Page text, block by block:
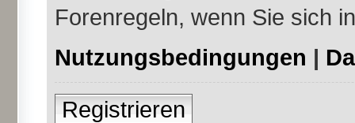
Forenregeln, wenn Sie sich
Nutzungsbedingungen |
Registrieren